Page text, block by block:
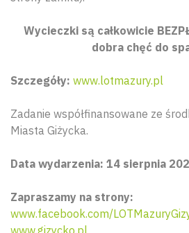
Wycieczki są całkowicie
dobra chęć do
Szczegóły: www.lotmazury.pl
Zadanie współfinansowane ze
Miasta Giżycka.
Data wydarzenia: 14 sierpnia
Zapraszamy na strony:
www.facebook.com/
www.gizycko.pl